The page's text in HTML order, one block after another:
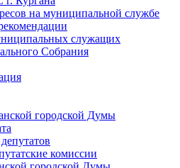
на муниципальной службе
служащих
Cобрания
городской Думы
комиссии